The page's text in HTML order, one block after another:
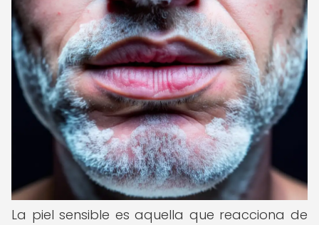
La piel sensible es aquella que reacciona de